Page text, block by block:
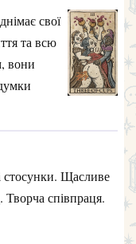
свої
та всю
вони
стосунки. Щасливе
Творча співпраця.